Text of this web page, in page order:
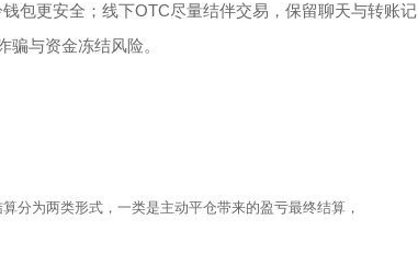
包更安全；线下OTC尽量结伴交易，保留聊天与转账记
骗与资金冻结风险。
分为两类形式，一类是主动平仓带来的盈亏最终结算，